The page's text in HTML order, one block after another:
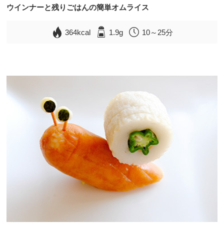
ウインナーと残りごはんの簡単オムライス
364kcal 1.9g 10～25分